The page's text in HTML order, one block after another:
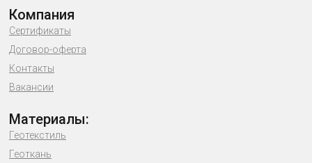
Компания
Сертификаты
Договор-оферта
Контакты
Вакансии
Материалы:
Геотекстиль
Геоткань